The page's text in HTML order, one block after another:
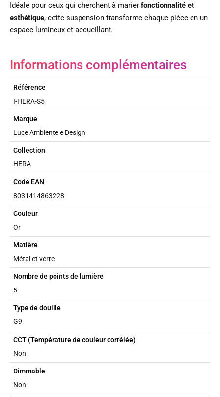
Idéale pour ceux qui cherchent à marier fonctionnalité et
esthétique, cette suspension transforme chaque pièce en un
espace lumineux et accueillant.
Informations complémentaires
Référence
I-HERA-S5
Marque
Luce Ambiente e Design
Collection
HERA
Code EAN
8031414863228
Couleur
Or
Matière
Métal et verre
Nombre de points de lumière
5
Type de douille
G9
CCT (Température de couleur corrélée)
Non
Dimmable
Non